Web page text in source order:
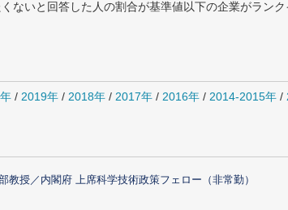
ないと回答した人の割合が基準値以下の企業がランク
/ 2019年 / 2018年 / 2017年 / 2016年 / 2014-2015年 /
教授／内閣府 上席科学技術政策フェロー（非常勤）